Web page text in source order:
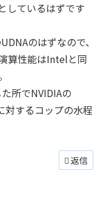
しているはずです
のはずなので、
算性能はIntelと同
所でNVIDIAの
対するコップの水程
返信